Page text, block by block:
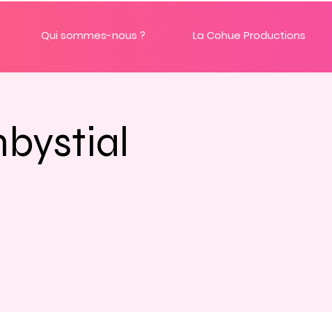
Qui sommes-nous ? La Cohue Productions